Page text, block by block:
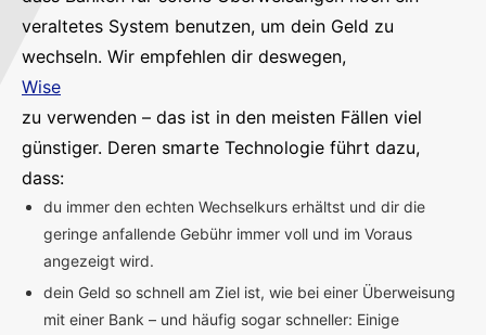
veraltetes System benutzen, um dein Geld zu
wechseln. Wir empfehlen dir deswegen,
Wise
zu verwenden – das ist in den meisten Fällen viel
günstiger. Deren smarte Technologie führt dazu,
dass:
du immer den echten Wechselkurs erhältst und dir die
geringe anfallende Gebühr immer voll und im Voraus
angezeigt wird.
dein Geld so schnell am Ziel ist, wie bei einer Überweisung
mit einer Bank – und häufig sogar schneller: Einige